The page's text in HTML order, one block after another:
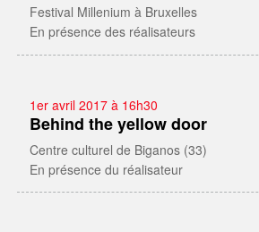
Festival Millenium à Bruxelles
En présence des réalisateurs
1er avril 2017 à 16h30
Behind the yellow door
Centre culturel de Biganos (33)
En présence du réalisateur